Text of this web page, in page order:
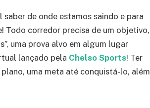
de onde estamos saindo e para
Todo corredor precisa de um objetivo,
uma prova alvo em algum lugar
lançado pela Chelso Sports! Ter
uma meta até conquistá-lo, além